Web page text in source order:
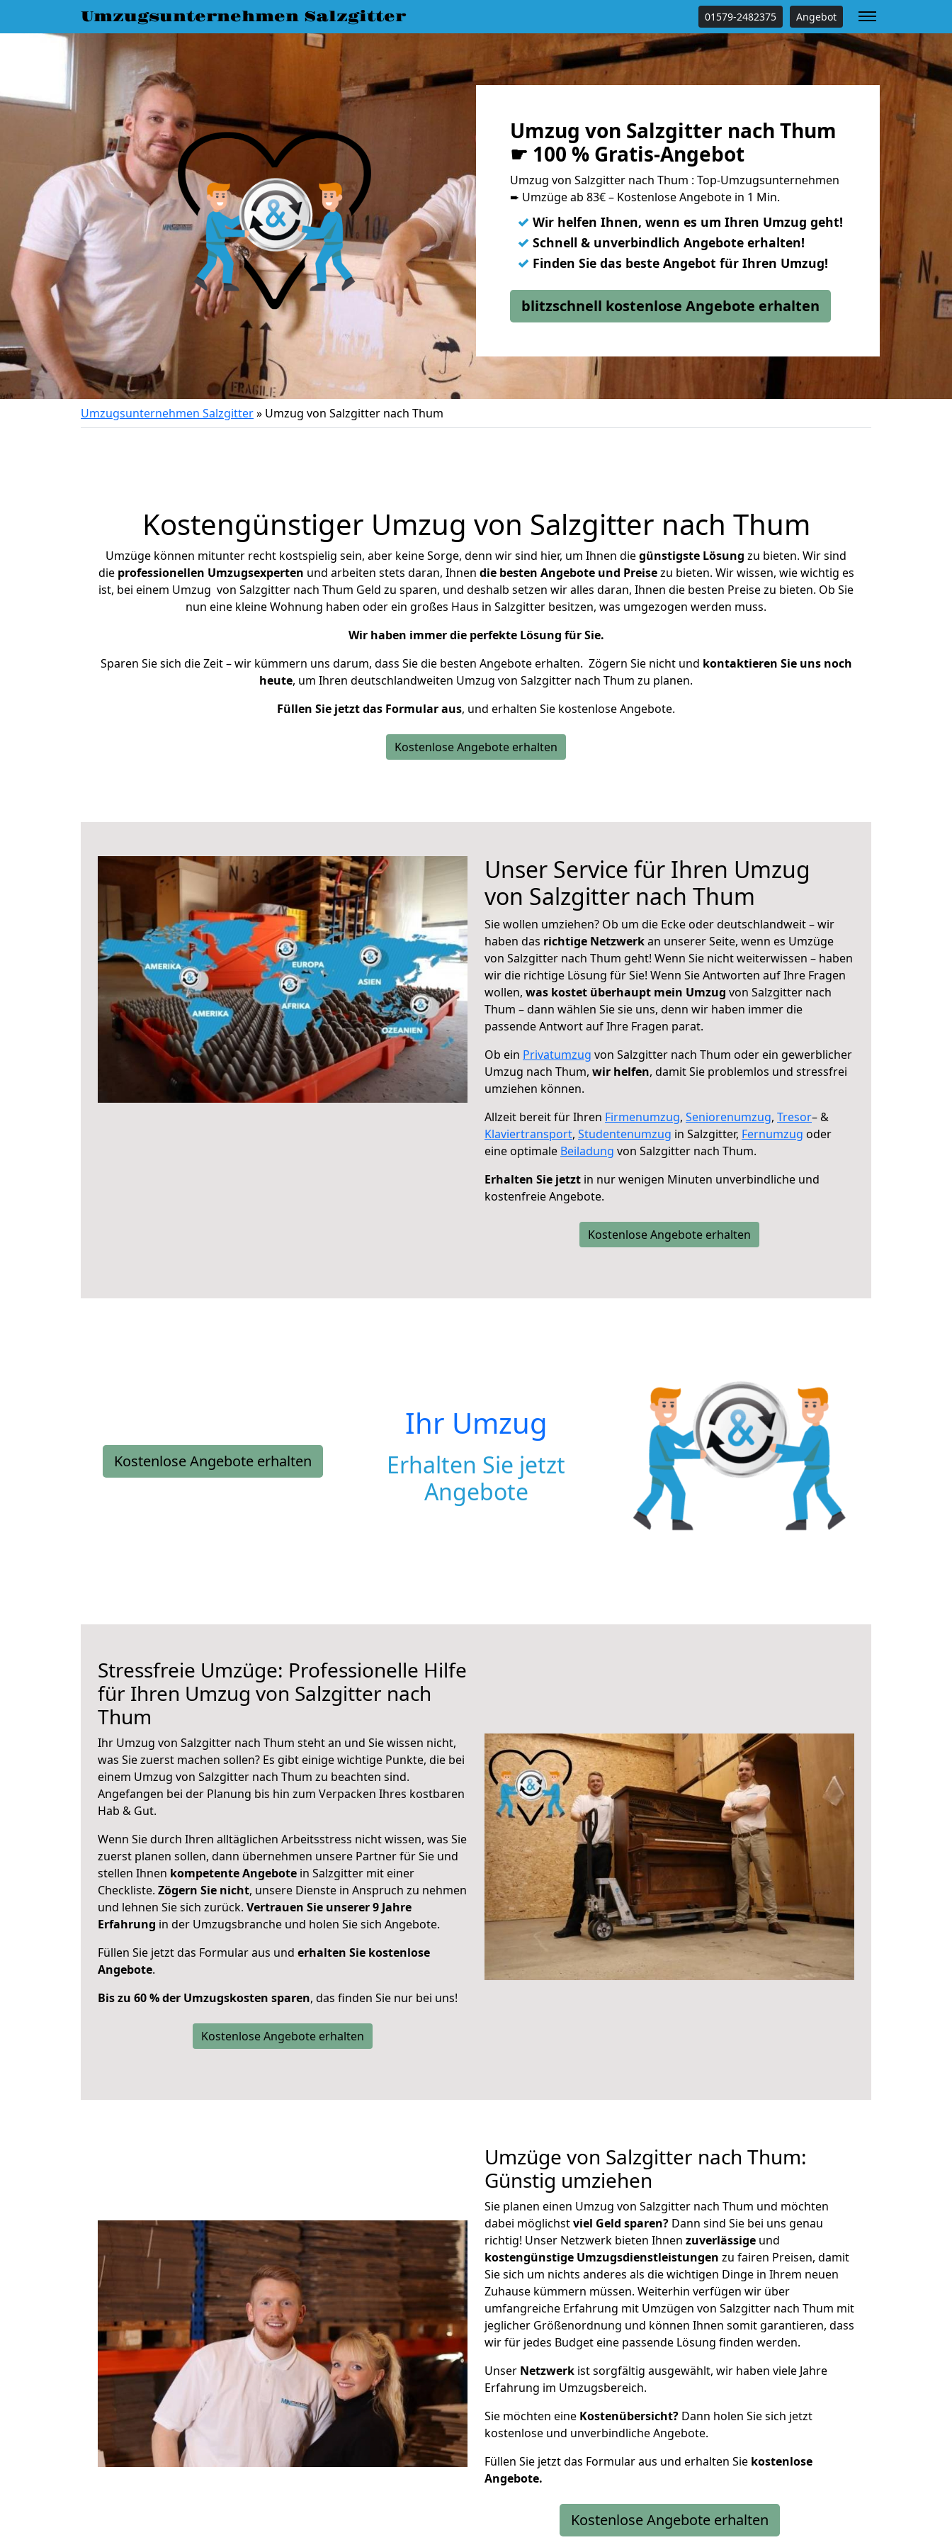
Umzugsunternehmen Salzgitter 01579-2482375 Angebot
Umzug von Salzgitter nach Thum
☛ 100 % Gratis-Angebot
Umzug von Salzgitter nach Thum : Top-Umzugsunternehmen
➨ Umzüge ab 83€ – Kostenlose Angebote in 1 Min.
✓ Wir helfen Ihnen, wenn es um Ihren Umzug geht!
✓ Schnell & unverbindlich Angebote erhalten!
✓ Finden Sie das beste Angebot für Ihren Umzug!
blitzschnell kostenlose Angebote erhalten
Umzugsunternehmen Salzgitter» Umzug von Salzgitter nach Thum
Kostengünstiger Umzug von Salzgitter nach Thum
Umzüge können mitunter recht kostspielig sein, aber keine Sorge, denn wir sind hier, um Ihnen diegünstigste Lösung zu bieten. Wir sind
die professionellen Umzugsexperten und arbeiten stets daran, Ihnen die besten Angebote und Preisezu bieten. Wir wissen, wie wichtig es
ist, bei einem Umzug von Salzgitter nach Thum Geld zu sparen, und deshalb setzen wir alles daran, Ihnen die besten Preise zu bieten. Ob Sie
nun eine kleine Wohnung haben oder ein großes Haus in Salzgitter besitzen, was umgezogen werden muss.
Wir haben immer die perfekte Lösung für Sie.
Sparen Sie sich die Zeit – wir kümmern uns darum, dass Sie die besten Angebote erhalten. Zögern Sie nicht und kontaktieren Sie uns noch
heute, um Ihren deutschlandweiten Umzug von Salzgitter nach Thum zu planen.
Füllen Sie jetzt das Formular aus, und erhalten Sie kostenlose Angebote.
Kostenlose Angebote erhalten
Unser Service für Ihren Umzug
von Salzgitter nach Thum
Sie wollen umziehen? Ob um die Ecke oder deutschlandweit – wir
haben das richtige Netzwerkan unserer Seite, wenn es Umzüge
von Salzgitter nach Thum geht! Wenn Sie nicht weiterwissen – haben
wir die richtige Lösung für Sie! Wenn Sie Antworten auf Ihre Fragen
wollen, was kostet überhaupt mein Umzug von Salzgitter nach
Thum – dann wählen Sie sie uns, denn wir haben immer die
passende Antwort auf Ihre Fragen parat.
Ob ein Privatumzug von Salzgitter nach Thum oder ein gewerblicher
Umzug nach Thum, wir helfen, damit Sie problemlos und stressfrei
umziehen können.
Allzeit bereit für Ihren Firmenumzug, Seniorenumzug, Tresor– &
Klaviertransport, Studentenumzug in Salzgitter, Fernumzug oder
eine optimale Beiladung von Salzgitter nach Thum.
Erhalten Sie jetzt in nur wenigen Minuten unverbindliche und
kostenfreie Angebote.
Kostenlose Angebote erhalten
Kostenlose Angebote erhalten
Ihr Umzug
Erhalten Sie jetzt
Angebote
Stressfreie Umzüge: Professionelle Hilfe
für Ihren Umzug von Salzgitter nach
Thum
Ihr Umzug von Salzgitter nach Thum steht an und Sie wissen nicht,
was Sie zuerst machen sollen? Es gibt einige wichtige Punkte, die bei
einem Umzug von Salzgitter nach Thum zu beachten sind.
Angefangen bei der Planung bis hin zum Verpacken Ihres kostbaren
Hab & Gut.
Wenn Sie durch Ihren alltäglichen Arbeitsstress nicht wissen, was Sie
zuerst planen sollen, dann übernehmen unsere Partner für Sie und
stellen Ihnen kompetente Angebote in Salzgitter mit einer
Checkliste. Zögern Sie nicht, unsere Dienste in Anspruch zu nehmen
und lehnen Sie sich zurück. Vertrauen Sie unserer 9 Jahre
Erfahrung in der Umzugsbranche und holen Sie sich Angebote.
Füllen Sie jetzt das Formular aus und erhalten Sie kostenlose
Angebote.
Bis zu 60 % der Umzugskosten sparen, das finden Sie nur bei uns!
Kostenlose Angebote erhalten
Umzüge von Salzgitter nach Thum:
Günstig umziehen
Sie planen einen Umzug von Salzgitter nach Thum und möchten
dabei möglichstviel Geld sparen? Dann sind Sie bei uns genau
richtig! Unser Netzwerk bieten Ihnen zuverlässige und
kostengünstige Umzugsdienstleistungen zu fairen Preisen, damit
Sie sich um nichts anderes als die wichtigen Dinge in Ihrem neuen
Zuhause kümmern müssen. Weiterhin verfügen wir über
umfangreiche Erfahrung mit Umzügen von Salzgitter nach Thum mit
jeglicher Größenordnung und können Ihnen somit garantieren, dass
wir für jedes Budget eine passende Lösung finden werden.
Unser Netzwerk ist sorgfältig ausgewählt, wir haben viele Jahre
Erfahrung im Umzugsbereich.
Sie möchten eine Kostenübersicht? Dann holen Sie sich jetzt
kostenlose und unverbindliche Angebote.
Füllen Sie jetzt das Formular aus und erhalten Sie kostenlose
Angebote.
Kostenlose Angebote erhalten